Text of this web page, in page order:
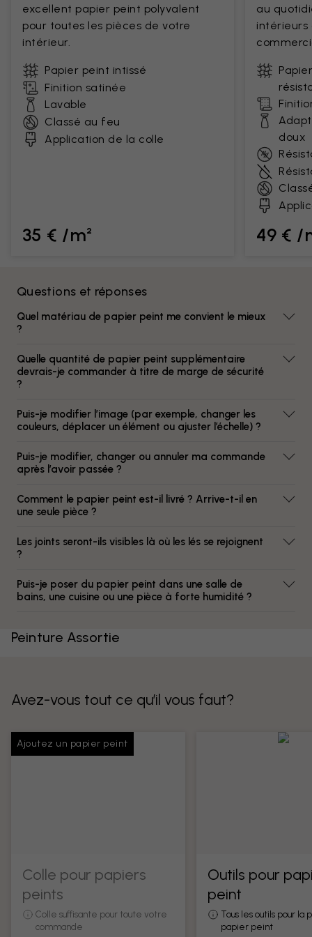
excellent papier peint polyvalent
pour toutes les pièces de votre
intérieur.
Papier peint intissé
Finition satinée
Lavable
Classé au feu
Application de la colle
35 € /m²
au
intérieurs
doux
49 € /
Questions et réponses
Quel matériau de papier peint me convient le mieux
?
Quelle quantité de papier peint supplémentaire
devrais-je commander à titre de marge de sécurité
?
Puis-je modifier l’image (par exemple, changer les
couleurs, déplacer un élément ou ajuster l’échelle) ?
Puis-je modifier, changer ou annuler ma commande
après l’avoir passée ?
Comment le papier peint est-il livré ? Arrive-t-il en
une seule pièce ?
Les joints seront-ils visibles là où les lés se rejoignent
?
Puis-je poser du papier peint dans une salle de
bains, une cuisine ou une pièce à forte humidité ?
Peinture Assortie
Avez-vous tout ce qu’il vous faut?
Ajoutez un papier peint
Colle pour papiers
peints
Colle suffisante pour toute votre
commande
Outils pour
peint
Tous les outils pour la
papier peint